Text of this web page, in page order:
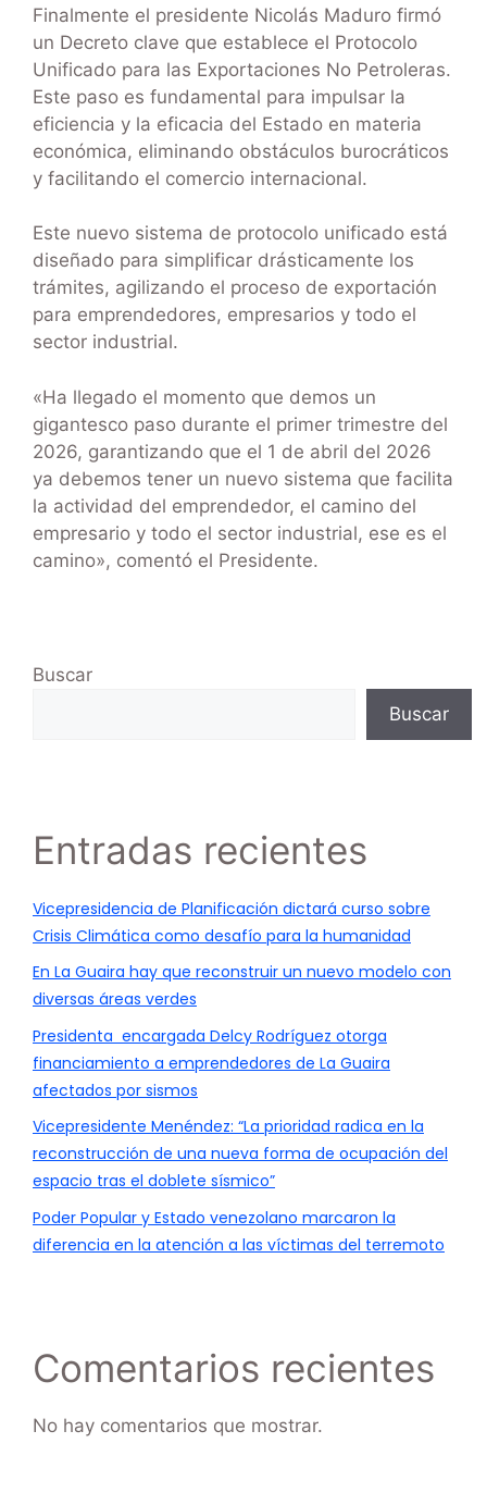
Finalmente el presidente Nicolás Maduro firmó
un Decreto clave que establece el Protocolo
Unificado para las Exportaciones No Petroleras.
Este paso es fundamental para impulsar la
eficiencia y la eficacia del Estado en materia
económica, eliminando obstáculos burocráticos
y facilitando el comercio internacional.
Este nuevo sistema de protocolo unificado está
diseñado para simplificar drásticamente los
trámites, agilizando el proceso de exportación
para emprendedores, empresarios y todo el
sector industrial.
«Ha llegado el momento que demos un
gigantesco paso durante el primer trimestre del
2026, garantizando que el 1 de abril del 2026
ya debemos tener un nuevo sistema que facilita
la actividad del emprendedor, el camino del
empresario y todo el sector industrial, ese es el
camino», comentó el Presidente.
Buscar
Buscar
Entradas recientes
Vicepresidencia de Planificación dictará curso sobre
Crisis Climática como desafío para la humanidad
En La Guaira hay que reconstruir un nuevo modelo con
diversas áreas verdes
Presidenta encargada Delcy Rodríguez otorga
financiamiento a emprendedores de La Guaira
afectados por sismos
Vicepresidente Menéndez: “La prioridad radica en la
reconstrucción de una nueva forma de ocupación del
espacio tras el doblete sísmico”
Poder Popular y Estado venezolano marcaron la
diferencia en la atención a las víctimas del terremoto
Comentarios recientes
No hay comentarios que mostrar.